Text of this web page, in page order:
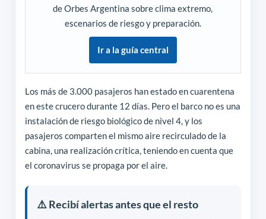
de Orbes Argentina sobre clima extremo,
escenarios de riesgo y preparación.
Ir a la guía central
Los más de 3.000 pasajeros han estado en cuarentena
en este crucero durante 12 días. Pero el barco no es una
instalación de riesgo biológico de nivel 4, y los
pasajeros comparten el mismo aire recirculado de la
cabina, una realización crítica, teniendo en cuenta que
el coronavirus se propaga por el aire.
⚠️ Recibí alertas antes que el resto